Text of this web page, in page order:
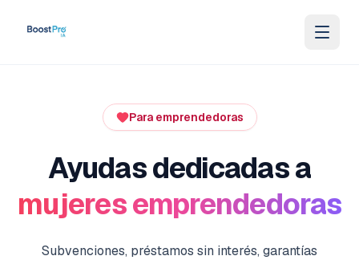
Para emprendedoras
Ayudas dedicadas a
mujeres emprendedoras
Subvenciones, préstamos sin interés, garantías